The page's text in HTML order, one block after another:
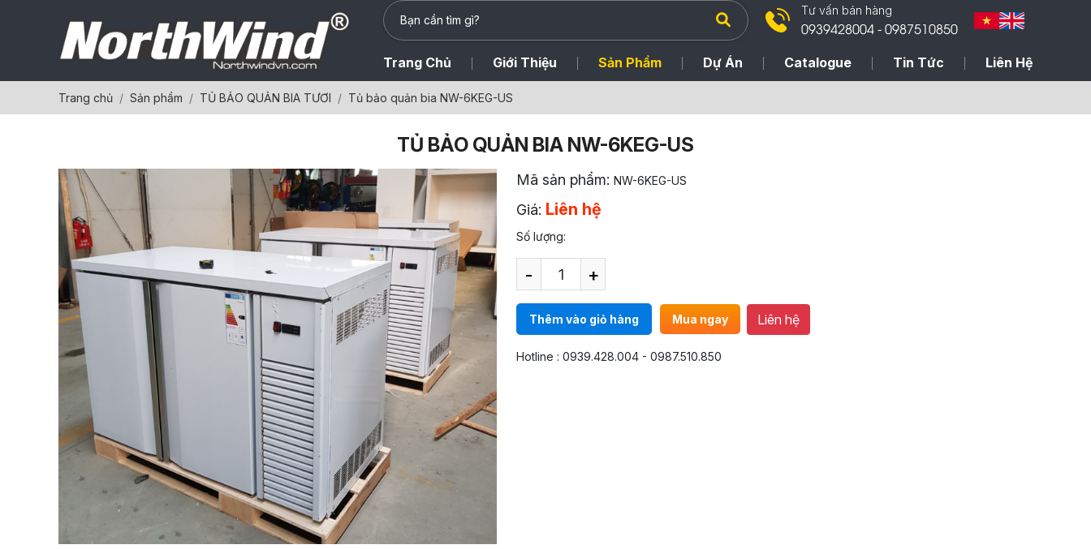
Tư vấn bán hàng
0939428004 - 0987510850
Trang Chủ Giới Thiệu Sản Phẩm Dự Án Catalogue Tin Tức Liên Hệ
Trang chủ Sản phẩm TỦ BẢO QUẢN BIA TƯƠI Tủ bảo quản bia NW-6KEG-US
TỦ BẢO QUẢN BIA NW-6KEG-US
Mã sản phẩm: NW-6KEG-US
Giá: Liên hệ
Số lượng:
- +
Thêm vào giỏ hàng Mua ngay Liên hệ
Hotline : 0939.428.004 - 0987.510.850